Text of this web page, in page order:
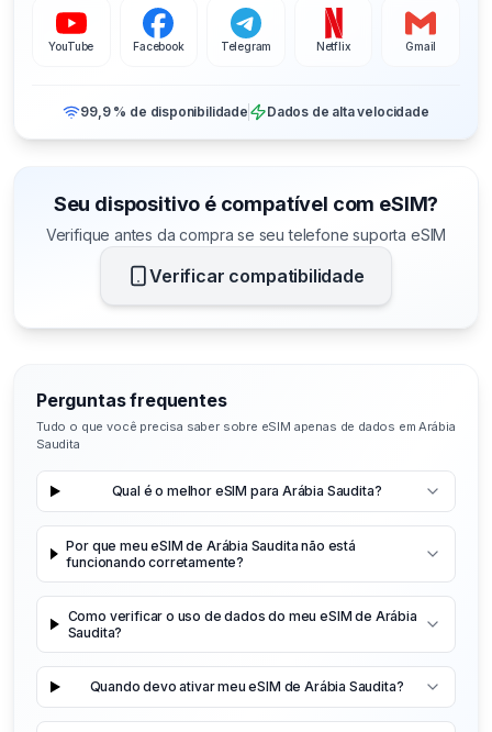
YouTube Facebook Telegram Netflix Gmail
99,9 % de disponibilidade Dados de alta velocidade
Seu dispositivo é compatível com eSIM?
Verifique antes da compra se seu telefone suporta eSIM
Verificar compatibilidade
Perguntas frequentes
Tudo o que você precisa saber sobre eSIM apenas de dados em Arábia
Saudita
Qual é o melhor eSIM para Arábia Saudita?
Por que meu eSIM de Arábia Saudita não está
funcionando corretamente?
Como verificar o uso de dados do meu eSIM de Arábia
Saudita?
Quando devo ativar meu eSIM de Arábia Saudita?